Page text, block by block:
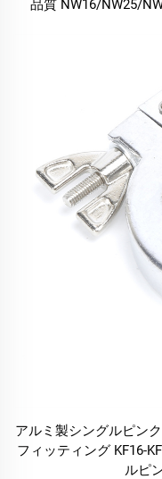
品質 NW16/NW25/
アルミ製シングルピン
フィッティング KF16-
ルピ